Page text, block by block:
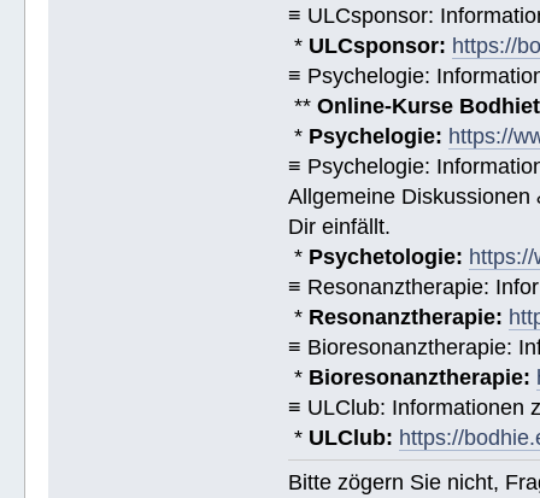
≡ ULCsponsor:
* ULCsponsor: https://
≡ Psychelogie:
**Online-Kurse
* Psychelogie: https://
≡ Psychelogie:
Allgemeine
Dir einfällt.
* Psychetologie: https://
≡ Resonanztherapie:
* Resonanztherapie:
≡ Bioresonanztherapie:
* Bioresonanztherapie:
≡ ULClub: Informationen
* ULClub: https://
Bitte zögern Sie nicht,